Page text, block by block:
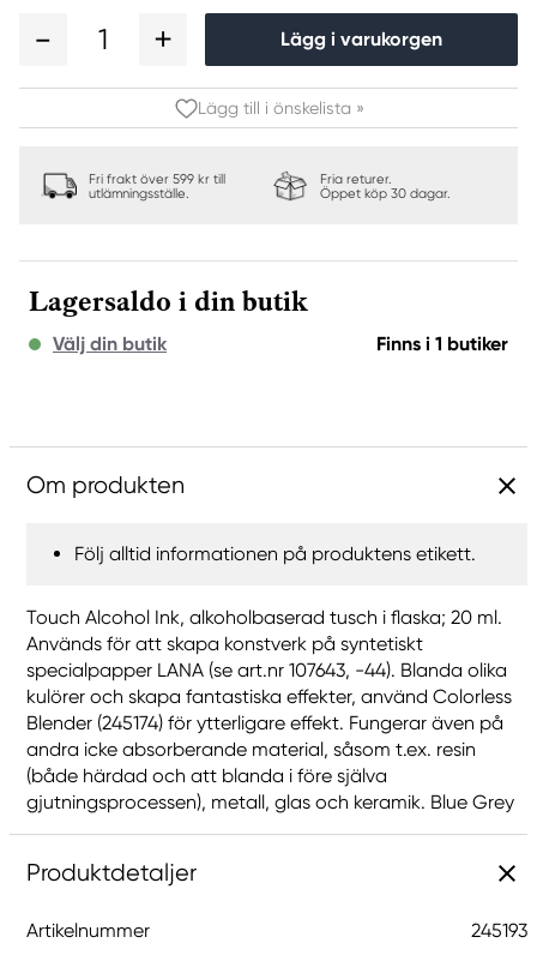
1 Lägg i varukorgen
Lägg till i önskelista »
Fri frakt över 599 kr till
utlämningsställe.
Fria returer.
Öppet köp 30 dagar.
Lagersaldo i din butik
Välj din butik Finns i 1 butiker
Om produkten
Följ alltid informationen på produktens etikett.
Touch Alcohol Ink, alkoholbaserad tusch i flaska; 20 ml.
Används för att skapa konstverk på syntetiskt
specialpapper LANA (se art.nr 107643, -44). Blanda olika
kulörer och skapa fantastiska effekter, använd Colorless
Blender (245174) för ytterligare effekt. Fungerar även på
andra icke absorberande material, såsom t.ex. resin
(både härdad och att blanda i före själva
gjutningsprocessen), metall, glas och keramik. Blue Grey
Produktdetaljer
Artikelnummer
245193